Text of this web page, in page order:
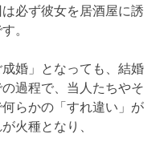
必ず彼女を居酒屋に誘
。
婚」となっても、結婚
過程で、当人たちやそ
らかの「すれ違い」が
火種となり、